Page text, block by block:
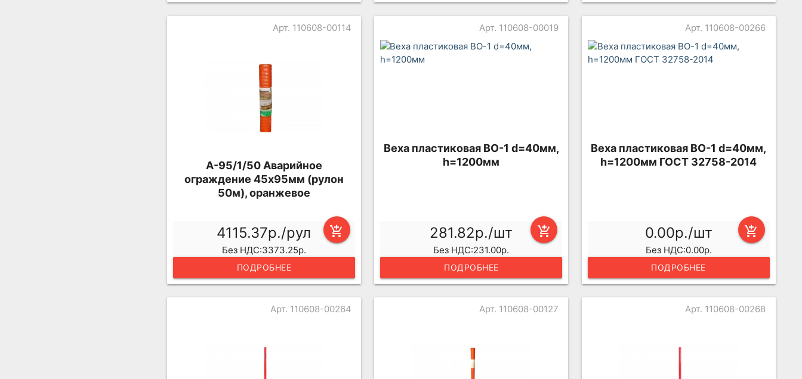
Арт. 110608-00114
А-95/1/50 Аварийное
ограждение 45х95мм (рулон
50м), оранжевое
add_shopping_cart
4115.37р./рул
Без НДС:3373.25р.
ПОДРОБНЕЕ
Арт. 110608-00019
Веха пластиковая ВО-1 d=40мм,
h=1200мм
add_shopping_cart
281.82р./шт
Без НДС:231.00р.
ПОДРОБНЕЕ
Арт. 110608-00266
Веха пластиковая ВО-1 d=40мм,
h=1200мм ГОСТ 32758-2014
add_shopping_cart
0.00р./шт
Без НДС:0.00р.
ПОДРОБНЕЕ
Арт. 110608-00264 Арт. 110608-00127 Арт. 110608-00268